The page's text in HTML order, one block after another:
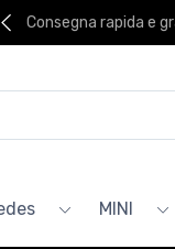
Consegna rapida e
MINI